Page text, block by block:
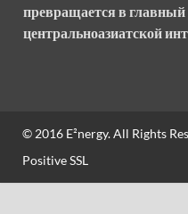
превращается в главный
центральноазиатской
© 2016 E²nergy. All Rights
Positive SSL